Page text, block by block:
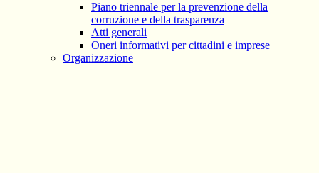
Piano triennale per la prevenzione della
corruzione e della trasparenza
Atti generali
Oneri informativi per cittadini e imprese
Organizzazione